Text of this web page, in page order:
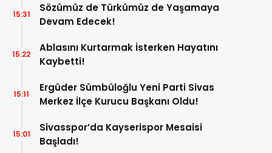
Sözümüz de Türkümüz de Yaşamaya
Devam Edecek!
15:31
Ablasını Kurtarmak İsterken Hayatını
Kaybetti!
15:22
Ergüder Sümbüloğlu Yeni Parti Sivas
Merkez İlçe Kurucu Başkanı Oldu!
15:11
Sivasspor’da Kayserispor Mesaisi
Başladı!
15:01